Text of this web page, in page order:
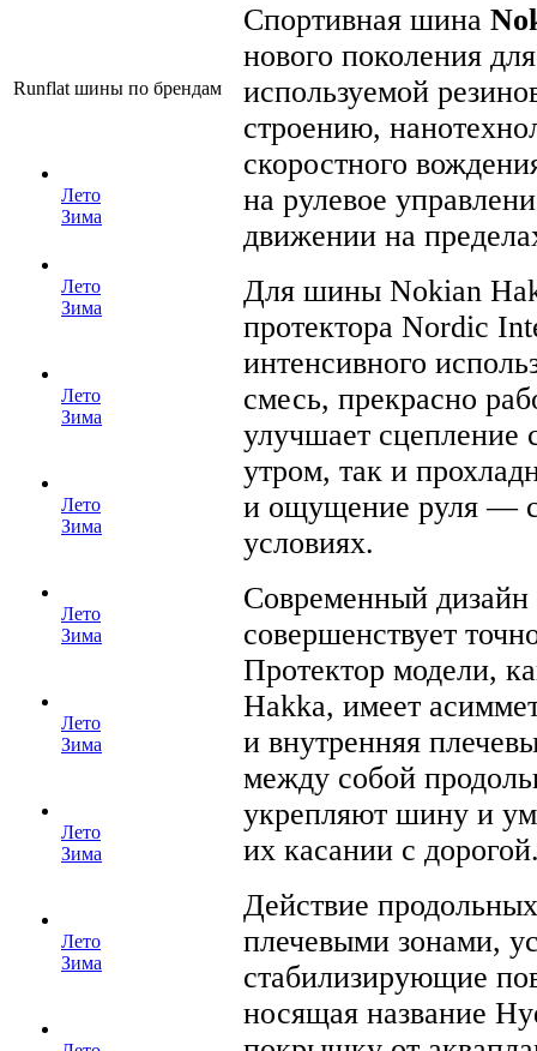
Runflat шины по брендам
Лето
Зима
Лето
Зима
Лето
Зима
Лето
Зима
Лето
Зима
Лето
Зима
Лето
Зима
Лето
Зима
Спортивная шина
нового поколения
используемой
строению,
скоростного
на рулевое
движении на
Для шины Nokian
протектора Nordic
интенсивного
смесь, прекрасно
улучшает сцепление
утром, так и
и ощущение руля —
условиях.
Современный
совершенствует
Протектор модели,
Hakka, имеет
и внутренняя
между собой
укрепляют шину и
их касании с
Действие
плечевыми зонами,
стабилизирующие
носящая название